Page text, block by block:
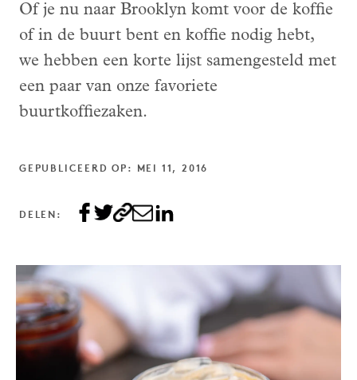
Of je nu naar Brooklyn komt voor de koffie
of in de buurt bent en koffie nodig hebt,
we hebben een korte lijst samengesteld met
een paar van onze favoriete
buurtkoffiezaken.
GEPUBLICEERD OP: MEI 11, 2016
DELEN: